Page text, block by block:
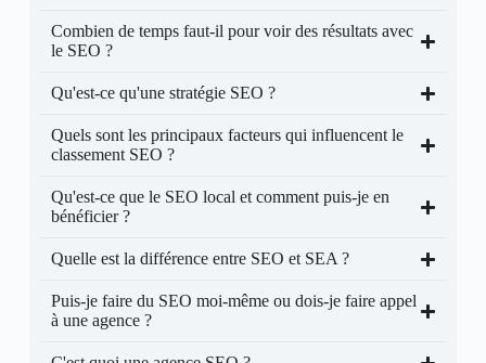
Combien de temps faut-il pour voir des résultats avec
le SEO ?
Qu'est-ce qu'une stratégie SEO ?
Quels sont les principaux facteurs qui influencent le
classement SEO ?
Qu'est-ce que le SEO local et comment puis-je en
bénéficier ?
Quelle est la différence entre SEO et SEA ?
Puis-je faire du SEO moi-même ou dois-je faire appel
à une agence ?